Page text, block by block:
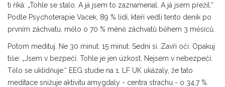
ti říká: „Tohle se stalo. A já jsem to zaznamenal. A já jsem přežil.“
Podle Psychoterapie Vacek, 89 % lidí, kteří vedli tento deník po
prvním záchvatu, mělo o 70 % méně záchvatů během 3 měsíců.
Potom medituj. Ne 30 minut. 15 minut. Sedni si. Zavři oči. Opakuj
tiše: „Jsem v bezpečí. Tohle je jen úzkost. Nejsem v nebezpečí.
Tělo se uklidňuje.“ EEG studie na 1. LF UK ukázaly, že tato
meditace snižuje aktivitu amygdaly - centra strachu - o 34,7 %.